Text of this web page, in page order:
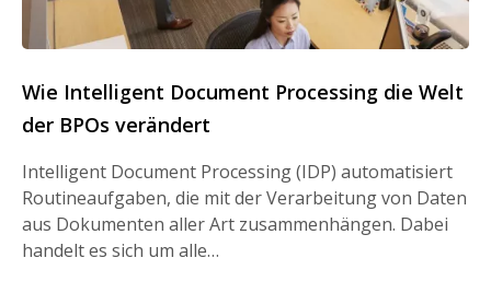
Wie Intelligent Document Processing die Welt
der BPOs verändert
Intelligent Document Processing (IDP) automatisiert
Routineaufgaben, die mit der Verarbeitung von Daten
aus Dokumenten aller Art zusammenhängen. Dabei
handelt es sich um alle…